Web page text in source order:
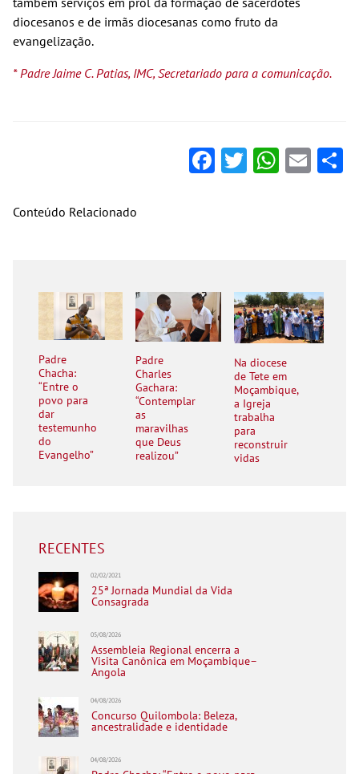
diocesanos e de irmãs diocesanas como fruto da
evangelização.
* Padre Jaime C. Patias, IMC, Secretariado para a comunicação.
Facebook
Twitter
Conteúdo Relacionado
Padre
Chacha:
“Entre o
povo para
dar
testemunho
do
Evangelho”
Padre
Charles
Gachara:
“Contemplar
as
maravilhas
que Deus
realizou”
Na diocese
de Tete em
Moçambique,
a Igreja
trabalha
para
reconstruir
vidas
RECENTES
25ª Jornada Mundial da Vida
Consagrada
02/02/2021
Assembleia Regional encerra a
Visita Canônica em Moçambique–
Angola
05/08/2026
Concurso Quilombola: Beleza,
ancestralidade e identidade
04/08/2026
04/08/2026